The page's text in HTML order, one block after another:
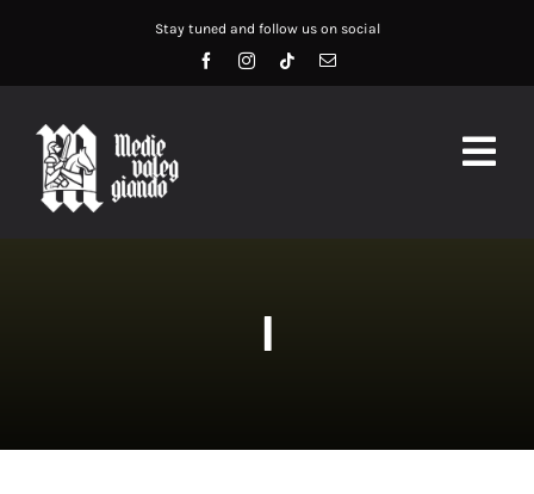
contenuto
Stay tuned and follow us on social
I